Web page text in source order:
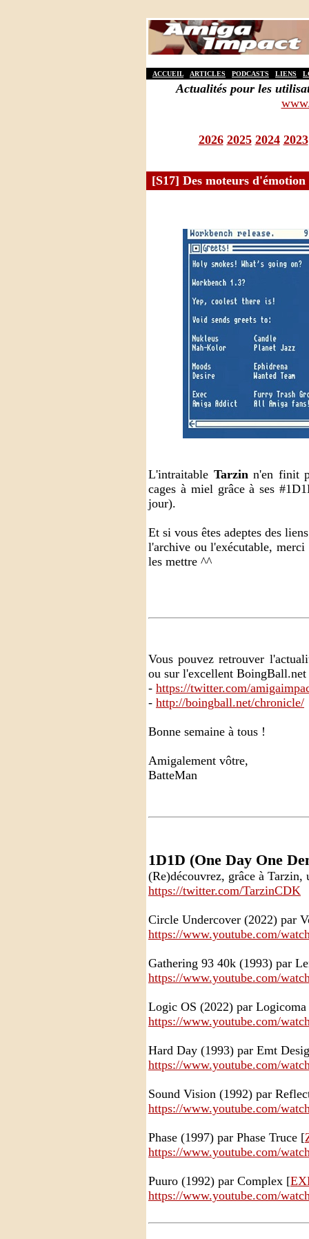
ACCUEIL ARTICLES PODCASTS LIENS
Actualités pour les
2026 2025 2024 2023
[S17] Des moteurs d'émotion
L'intraitable Tarzinn'en finit
cages à miel grâce à ses
jour).
Et si vous êtes adeptes des
l'archive ou l'exécutable,
les mettre ^^
Vous pouvez retrouver
ou sur l'excellent
- https://twitter.com/
- http://boingball.net/chronicle/
Bonne semaine à tous !
Amigalement vôtre,
BatteMan
1D1D (One Day One
(Re)découvrez, grâce à
https://twitter.com/TarzinCDK
Circle Undercover (2022) par
https://www.youtube.com/
Gathering 93 40k (1993) par
https://www.youtube.com/
Logic OS (2022) par
https://www.youtube.com/
Hard Day (1993) par Emt
https://www.youtube.com/
Sound Vision (1992) par
https://www.youtube.com/
Phase (1997) par Phase Truce [
https://www.youtube.com/
Puuro (1992) par Complex [
https://www.youtube.com/